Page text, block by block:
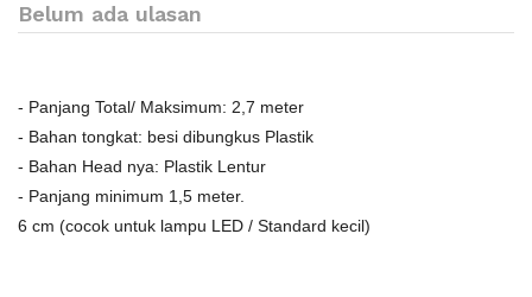
Belum ada ulasan
- Panjang Total/ Maksimum: 2,7 meter
- Bahan tongkat: besi dibungkus Plastik
- Bahan Head nya: Plastik Lentur
- Panjang minimum 1,5 meter.
6 cm (cocok untuk lampu LED / Standard kecil)